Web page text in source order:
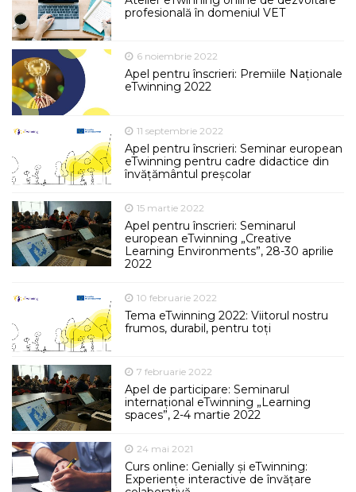
profesională în domeniul VET
6 noiembrie 2022
Apel pentru înscrieri: Premiile Naționale
eTwinning 2022
11 septembrie 2022
Apel pentru înscrieri: Seminar european
eTwinning pentru cadre didactice din
învățământul preșcolar
15 martie 2022
Apel pentru înscrieri: Seminarul
european eTwinning „Creative
Learning Environments”, 28-30 aprilie
2022
10 februarie 2022
Tema eTwinning 2022: Viitorul nostru
frumos, durabil, pentru toți
7 februarie 2022
Apel de participare: Seminarul
internațional eTwinning „Learning
spaces”, 2-4 martie 2022
24 mai 2021
Curs online: Genially și eTwinning:
Experiențe interactive de învățare